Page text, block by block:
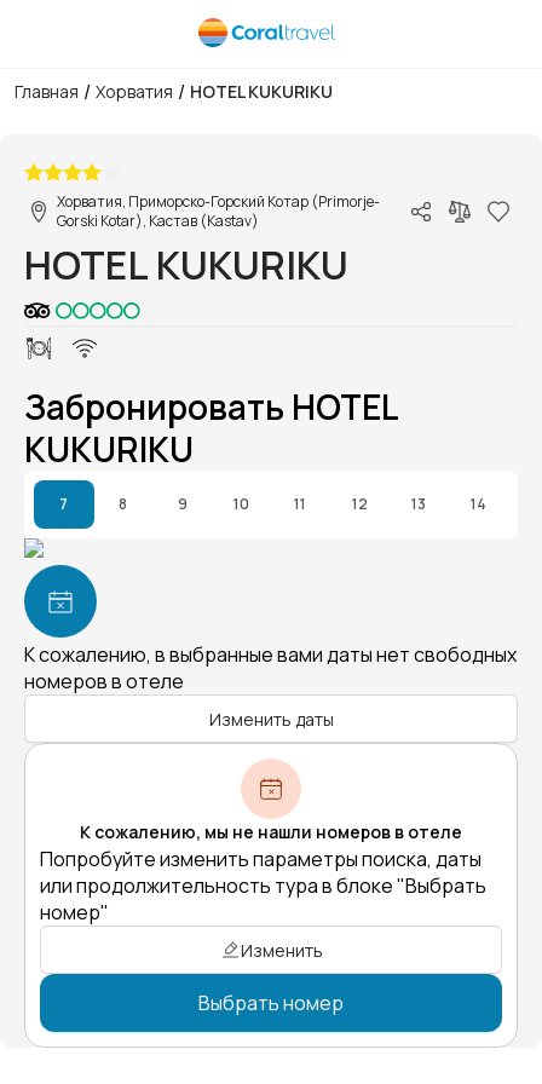
Главная / Хорватия / HOTEL KUKURIKU
Хорватия, Приморско-Горский Котар (Primorje-
Gorski Kotar), Кастав (Kastav)
HOTEL KUKURIKU
Забронировать HOTEL
KUKURIKU
7 8 9 10 11 12 13 14
К сожалению, в выбранные вами даты нет свободных
номеров в отеле
Изменить даты
К сожалению, мы не нашли номеров в отеле
Попробуйте изменить параметры поиска, даты
или продолжительность тура в блоке "Выбрать
номер"
Изменить
Выбрать номер